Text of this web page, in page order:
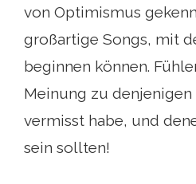
von Optimismus
großartige Songs, mit
beginnen können.
Meinung zu denjenigen
vermisst habe, und
sein sollten!